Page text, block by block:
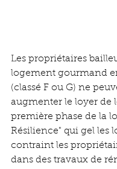
Les propriétaires
logement gourmand
(classé F ou G) ne
augmenter le loyer de
première phase de la
Résilience" qui gel les
contraint les
dans des travaux de